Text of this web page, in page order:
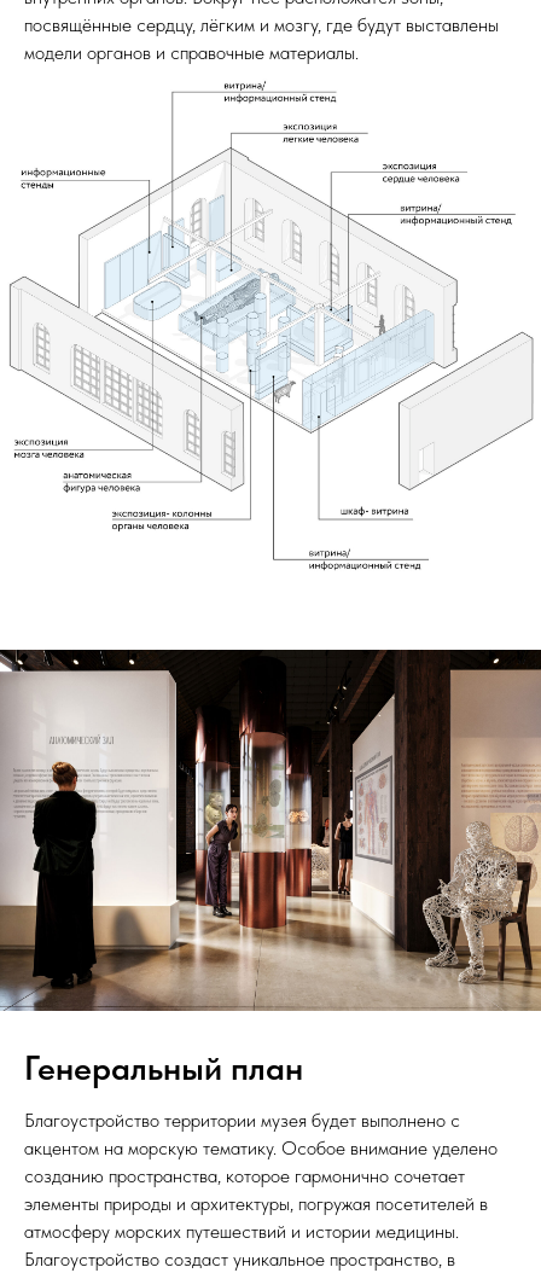
посвящённые сердцу, лёгким и мозгу, где будут выставлены
модели органов и справочные материалы.
Генеральный план
Благоустройство территории музея будет выполнено с
акцентом на морскую тематику. Особое внимание уделено
созданию пространства, которое гармонично сочетает
элементы природы и архитектуры, погружая посетителей в
атмосферу морских путешествий и истории медицины.
Благоустройство создаст уникальное пространство, в